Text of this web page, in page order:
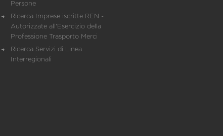
Persone
Ricerca Imprese iscritte REN -
Autorizzate all'Esercizio della
Professione Trasporto Merci
Ricerca Servizi di Linea
Interregionali